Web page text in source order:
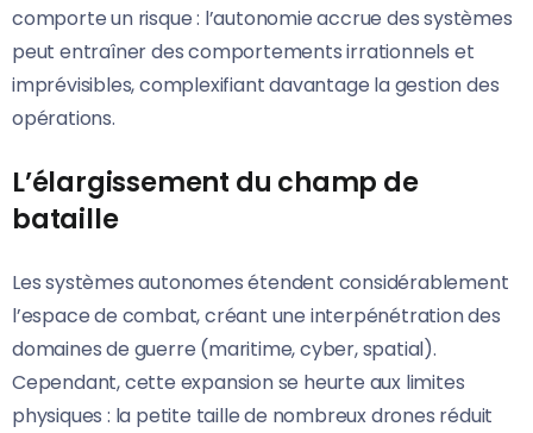
comporte un risque : l’autonomie accrue des systèmes
peut entraîner des comportements irrationnels et
imprévisibles, complexifiant davantage la gestion des
opérations.
L’élargissement du champ de
bataille
Les systèmes autonomes étendent considérablement
l’espace de combat, créant une interpénétration des
domaines de guerre (maritime, cyber, spatial).
Cependant, cette expansion se heurte aux limites
physiques : la petite taille de nombreux drones réduit